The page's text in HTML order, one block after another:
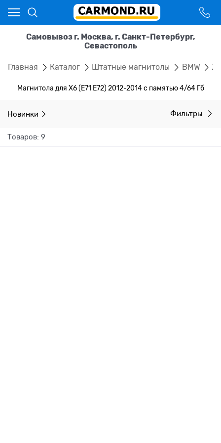
Самовывоз г. Москва, г. Санкт-Петербург,
Севастополь
Главная Каталог Штатные магнитолы BMW
Магнитола для X6 (E71 E72) 2012-2014 с памятью 4/64 Гб
Новинки Фильтры
Товаров: 9